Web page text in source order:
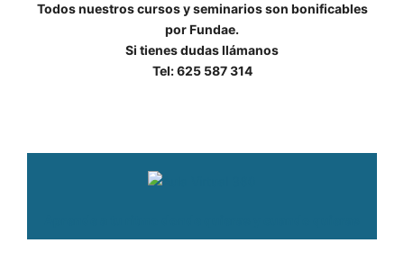
Todos nuestros cursos y seminarios son bonificables
por Fundae.
Si tienes dudas llámanos
Tel: 625 587 314